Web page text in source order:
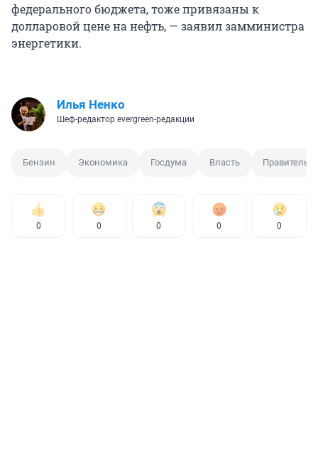
федерального бюджета, тоже привязаны к
долларовой цене на нефть, — заявил замминистра
энергетики.
Илья Ненко
Шеф-редактор evergreen-редакции
Бензин Экономика Госдума Власть
0 0 0 0 0